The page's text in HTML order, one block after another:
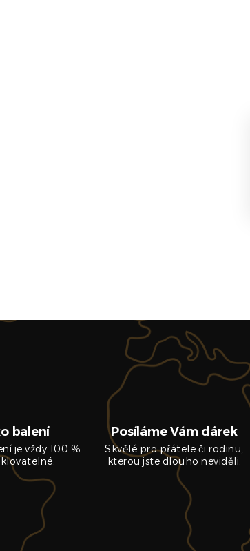
balení
je vždy 100 %
Posíláme Vám dárek
Skvělé pro přátele či rodinu,
kterou jste dlouho neviděli.